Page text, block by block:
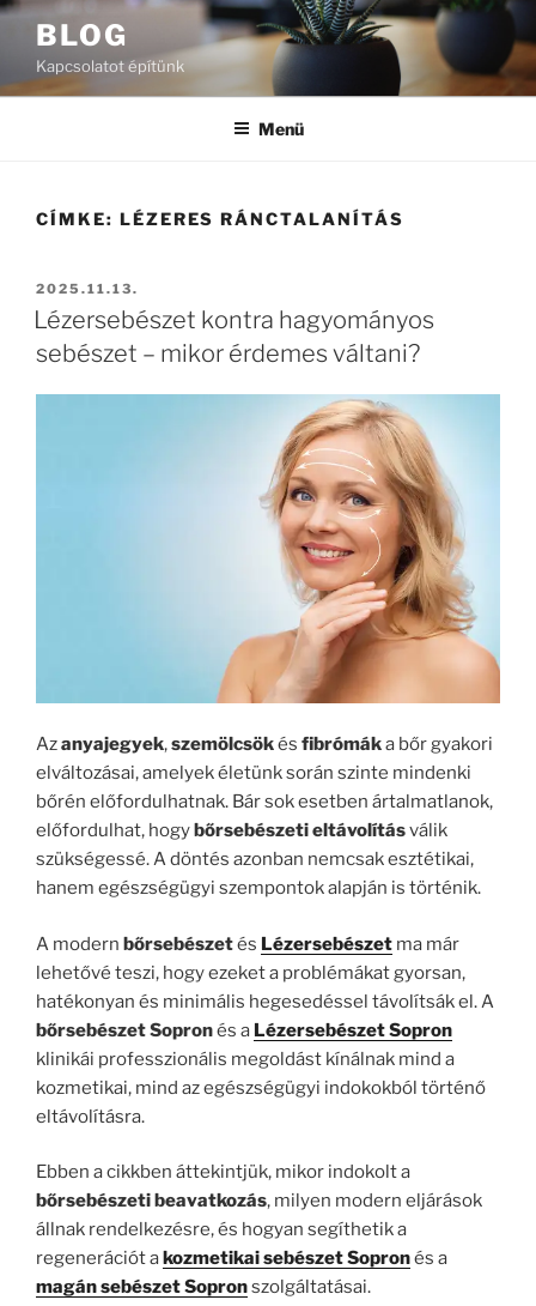
Tartalomhoz
BLOG
Kapcsolatot építünk
Menü
CÍMKE: LÉZERES RÁNCTALANÍTÁS
BEKÜLDVE:
2025.11.13.
Lézersebészet kontra hagyományos
sebészet – mikor érdemes váltani?
Azanyajegyek,szemölcsökés fibrómáka bőr gyakori
elváltozásai, amelyek életünk során szinte mindenki
bőrén előfordulhatnak. Bár sok esetben ártalmatlanok,
előfordulhat, hogy bőrsebészeti eltávolításválik
szükségessé. A döntés azonban nemcsak esztétikai,
hanem egészségügyi szempontok alapján is történik.
A modern bőrsebészetés Lézersebészet ma már
lehetővé teszi, hogy ezeket a problémákat gyorsan,
hatékonyan és minimális hegesedéssel távolítsák el. A
bőrsebészet Sopronés a Lézersebészet Sopron
klinikái professzionális megoldást kínálnak mind a
kozmetikai, mind az egészségügyi indokokból történő
eltávolításra.
Ebben a cikkben áttekintjük, mikor indokolt a
bőrsebészeti beavatkozás, milyen modern eljárások
állnak rendelkezésre, és hogyan segíthetik a
regenerációt a kozmetikai sebészet Sopronés a
magán sebészet Sopronszolgáltatásai.